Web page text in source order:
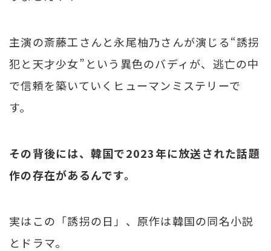
主演の斎藤工さんと永尾柚乃さんが演じる“誘拐
犯と天才少女”という異色のバディが、逃亡の中
で信頼を築いていくヒューマンミステリーで
す。
その背後には、韓国で2023年に放送された話題
作の存在があるんです。
実はこの「誘拐の日」、原作は韓国の同名小説
とドラマ。